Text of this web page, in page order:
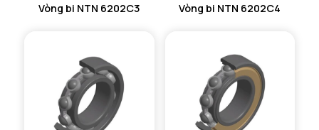
Vòng bi NTN 6202C3 Vòng bi NTN 6202C4